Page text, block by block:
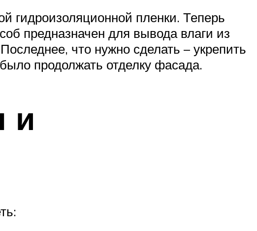
гидроизоляционной пленки. Теперь
предназначен для вывода влаги из
что нужно сделать – укрепить
продолжать отделку фасада.
и